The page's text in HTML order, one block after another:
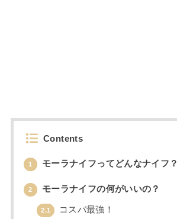
Contents
1 モーラナイフってどんなナイフ？
2 モーラナイフの何がいいの？
2.1 コスパ最強！